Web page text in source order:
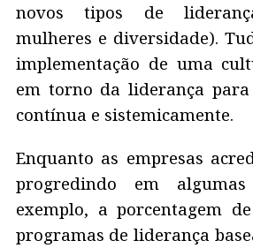
novos tipos de
mulheres e diversidade).
implementação de uma
em torno da liderança
contínua e sistemicamente.
Enquanto as empresas
progredindo em
exemplo, a porcentagem
programas de liderança